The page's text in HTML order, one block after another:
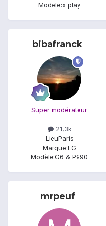
Modèle:x play
bibafranck
Super modérateur
21,3k
LieuParis
Marque:LG
Modèle:G6 & P990
mrpeuf